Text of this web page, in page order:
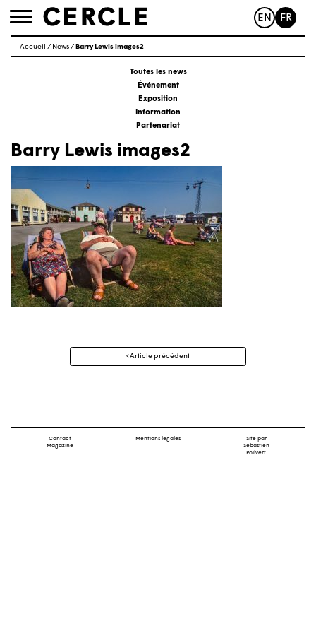
Toggle
EN FR
Accueil / News/ Barry Lewis images2
Toutes les news
Événement
Exposition
Information
Partenariat
Barry Lewis images2
Navigation
Article précédent
Contact
Magazine
Mentions légales
Site par
Sébastien
Poilvert